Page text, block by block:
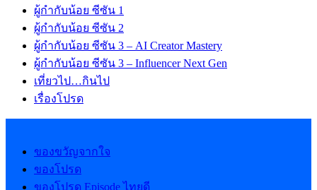
ผู้กำกับน้อย ซีซัน 1
ผู้กำกับน้อย ซีซัน 2
ผู้กำกับน้อย ซีซัน 3 – AI Creator Mastery
ผู้กำกับน้อย ซีซัน 3 – Influencer Next Gen
เที่ยวไป…กินไป
เรื่องโปรด
ของขวัญจากใจ
ของโปรด
ของโปรด Episode ไทยดี